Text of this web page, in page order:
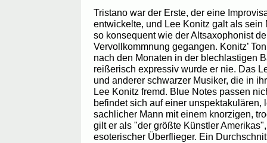
Tristano war der Erste, der eine
entwickelte, und Lee Konitz galt als sein
so konsequent wie der Altsaxophonist
Vervollkommnung gegangen. Konitz’
nach den Monaten in der blechlastigen
reißerisch expressiv wurde er nie. Das
und anderer schwarzer Musiker, die in
Lee Konitz fremd. Blue Notes passen
befindet sich auf einer
sachlicher Mann mit einem knorzigen,
gilt er als "der größte Künstler
esoterischer Überflieger. Ein